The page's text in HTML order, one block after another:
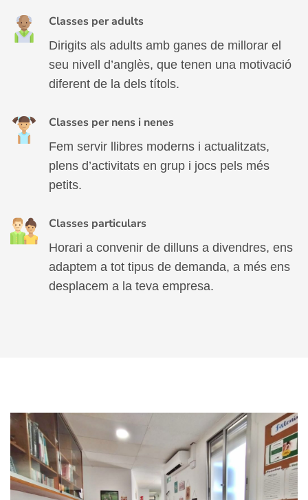
Classes per adults
Dirigits als adults amb ganes de millorar el
seu nivell d’anglès, que tenen una motivació
diferent de la dels títols.
Classes per nens i nenes
Fem servir llibres moderns i actualitzats,
plens d’activitats en grup i jocs pels més
petits.
Classes particulars
Horari a convenir de dilluns a divendres, ens
adaptem a tot tipus de demanda, a més ens
desplacem a la teva empresa.